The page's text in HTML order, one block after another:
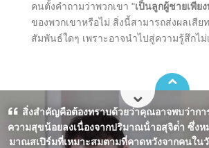
คนตั้งคําถามว่าพวกเขา "เป็นลูกผู้ชายเพีย
ของพวกเขาหรือไม่ สิ่งนี้สามารถส่งผลเสี
สัมพันธ์ใดๆ เพราะอาจนําไปสู่ความรู้สึกไม่
สิ่งสําคัญคือต้องทราบด้วยว่าคุณอาจพบว่าก
ความสุขน้อยลงเนื่องจากปริมาณน้ําอสุจิต่ํา ซึ่งห
มาณสเปิร์มที่เหมาะสมตามที่คาดหวังจากคนใน